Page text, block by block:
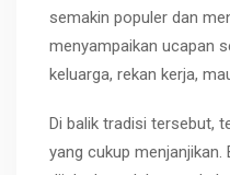
semakin populer dan
menyampaikan ucapan
keluarga, rekan kerja,
Di balik tradisi tersebut,
yang cukup